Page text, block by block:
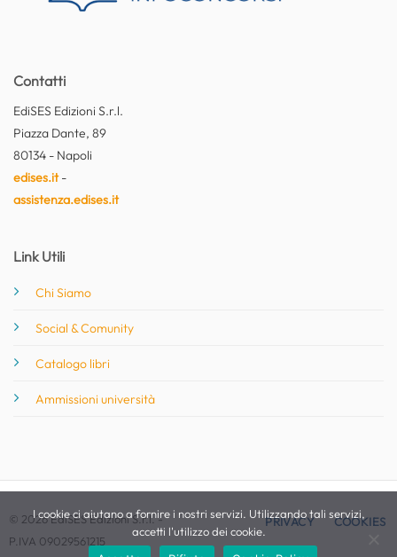
Contatti
EdiSES Edizioni S.r.l.
Piazza Dante, 89
80134 - Napoli
edises.it-
assistenza.edises.it
Link Utili
Chi Siamo
Social & Comunity
Catalogo libri
Ammissioni università
© 2026 EdiSES Edizioni S.r.l. -
P.IVA 09029561215
PRIVACY COOKIES
I cookie ci aiutano a fornire i nostri servizi. Utilizzando tali servizi,
accetti l'utilizzo dei cookie.